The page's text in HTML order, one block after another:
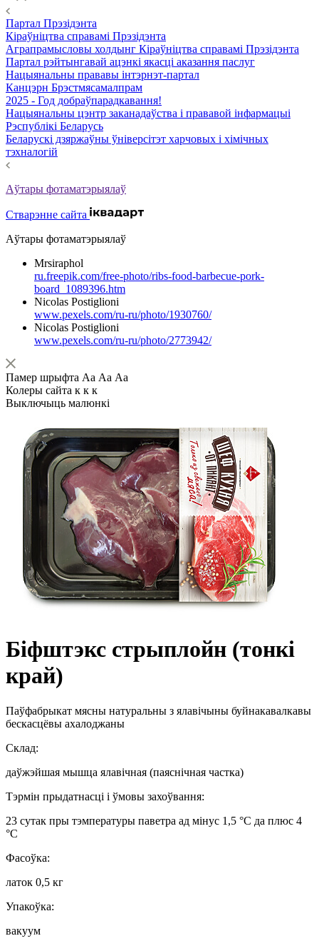
Партал Прэзідэнта
Кіраўніцтва справамі Прэзідэнта
Аграпрамысловы холдынг Кіраўніцтва справамі Прэзідэнта
Партал рэйтынгавай ацэнкі якасці аказання паслуг
Нацыянальны прававы інтэрнэт-партал
Канцэрн Брэстмясамалпрам
2025 - Год добраўпарадкавання!
Нацыянальны цэнтр заканадаўства і прававой інфармацыі
Рэспублікі Беларусь
Беларускі дзяржаўны ўніверсітэт харчовых і хімічных
тэхналогій
Аўтары фотаматэрыялаў
Стварэнне сайта
Аўтары фотаматэрыялаў
Mrsiraphol
ru.freepik.com/free-photo/ribs-food-barbecue-pork-
board_1089396.htm
Nicolas Postiglioni
www.pexels.com/ru-ru/photo/1930760/
Nicolas Postiglioni
www.pexels.com/ru-ru/photo/2773942/
Памер шрыфта Аа Аа Аа
Колеры сайта к к к
Выключыць малюнкі
Біфштэкс стрыплойн (тонкі
край)
Паўфабрыкат мясны натуральны з ялавічыны буйнакавалкавы
бескасцёвы ахалоджаны
Склад:
даўжэйшая мышца ялавічная (паяснічная частка)
Тэрмін прыдатнасці і ўмовы захоўвання:
23 сутак пры тэмпературы паветра ад мінус 1,5 °С да плюс 4
°С
Фасоўка:
латок 0,5 кг
Упакоўка:
вакуум